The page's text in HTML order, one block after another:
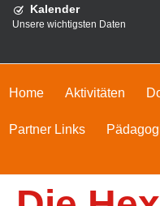
Kalender
Unsere wichtigsten Daten
Home Aktivitäten
Partner Links